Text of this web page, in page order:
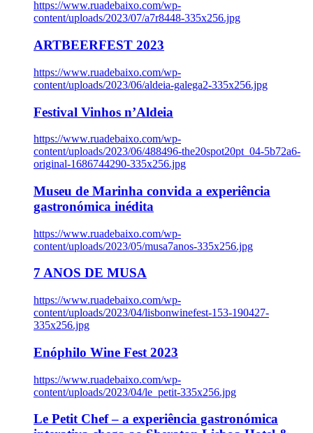
https://www.ruadebaixo.com/wp-
content/uploads/2023/07/a7r8448-335x256.jpg
ARTBEERFEST 2023
https://www.ruadebaixo.com/wp-
content/uploads/2023/06/aldeia-galega2-335x256.jpg
Festival Vinhos n’Aldeia
https://www.ruadebaixo.com/wp-
content/uploads/2023/06/488496-the20spot20pt_04-5b72a6-
original-1686744290-335x256.jpg
Museu de Marinha convida a experiência
gastronómica inédita
https://www.ruadebaixo.com/wp-
content/uploads/2023/05/musa7anos-335x256.jpg
7 ANOS DE MUSA
https://www.ruadebaixo.com/wp-
content/uploads/2023/04/lisbonwinefest-153-190427-
335x256.jpg
Enóphilo Wine Fest 2023
https://www.ruadebaixo.com/wp-
content/uploads/2023/04/le_petit-335x256.jpg
Le Petit Chef – a experiência gastronómica